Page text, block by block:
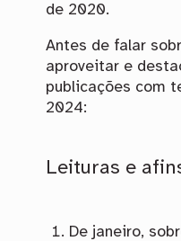
de 2020.
Antes de falar
aproveitar e
publicações com
2024:
Leituras e
De janeiro,